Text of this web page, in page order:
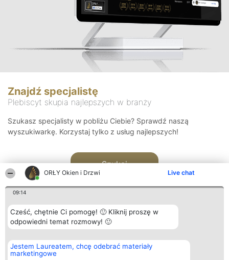
ORŁY Okien i Drzwi Live chat
09:14
Cześć, chętnie Ci pomogę! 🙂 Kliknij proszę w
odpowiedni temat rozmowy! 🙂
Jestem Laureatem, chcę odebrać materiały
marketingowe
Znajdź specjalistę
Plebiscyt skupia najlepszych w branży
Szukasz specjalisty w pobliżu Ciebie? Sprawdź naszą
wyszukiwarkę. Korzystaj tylko z usług najlepszych!
Szukaj
Organizator plebiscytu
Bright Side Solutions sp. z o.
o. sp. k.
Plebiscyt
Laureaci
Kontakt
Kontakt